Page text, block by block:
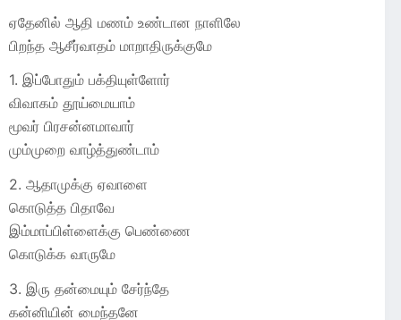
ஏதேனில் ஆதி மணம் உண்டான நாளிலே
பிறந்த ஆசீர்வாதம் மாறாதிருக்குமே
1. இப்போதும் பக்தியுள்ளோர்
விவாகம் தூய்மையாம்
மூவர் பிரசன்னமாவார்
மும்முறை வாழ்த்துண்டாம்
2. ஆதாமுக்கு ஏவாளை
கொடுத்த பிதாவே
இம்மாப்பிள்ளைக்கு பெண்ணை
கொடுக்க வாருமே
3. இரு தன்மையும் சேர்ந்தே
கன்னியின் மைந்தனே